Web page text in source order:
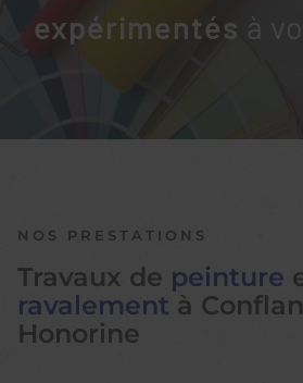
expérimentés à
NOS PRESTATIONS
Travaux de peinture
ravalement à
Honorine